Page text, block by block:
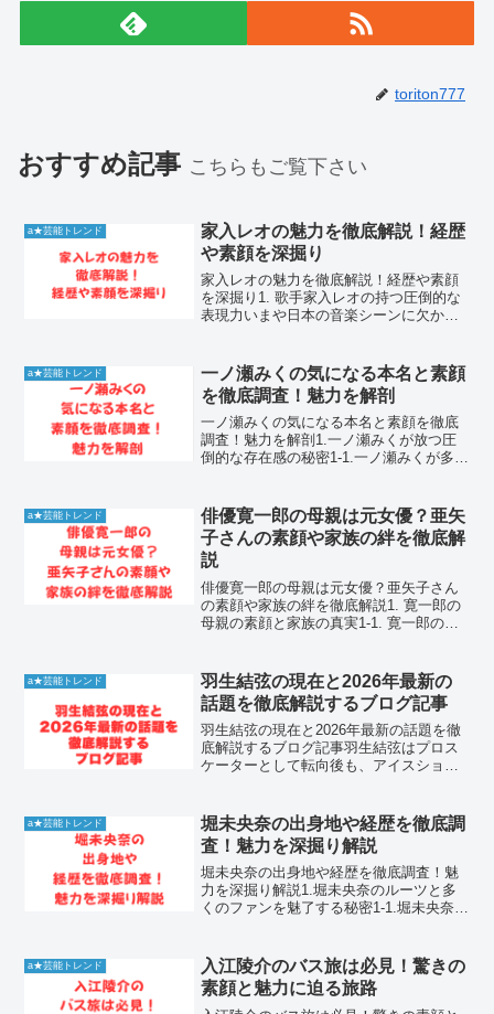
toriton777
おすすめ記事 こちらもご覧下さい
a★芸能トレンド
家入レオの魅力を徹底解説！経歴
や素顔を深掘り
家入レオの魅力を徹底解説！経歴や素顔
を深掘り1. 歌手家入レオの持つ圧倒的な
表現力いまや日本の音楽シーンに欠かせ
に深く突き刺さります。若くしてデビュ
ーを果たし、数々のヒ...
a★芸能トレンド
一ノ瀬みくの気になる本名と素顔
を徹底調査！魅力を解剖
一ノ瀬みくの気になる本名と素顔を徹底
調査！魅力を解剖1.一ノ瀬みくが放つ圧
倒的な存在感の秘密1-1.一ノ瀬みくが多く
真爛漫なキャラクターで、多くのファン
の心を掴んで離し...
a★芸能トレンド
俳優寛一郎の母親は元女優？亜矢
子さんの素顔や家族の絆を徹底解
説
俳優寛一郎の母親は元女優？亜矢子さん
の素顔や家族の絆を徹底解説1. 寛一郎の
母親の素顔と家族の真実1-1. 寛一郎の母
子さんです。彼女はかつて俳優座に所属
していた舞台女...
a★芸能トレンド
羽生結弦の現在と2026年最新の
話題を徹底解説するブログ記事
羽生結弦の現在と2026年最新の話題を徹
底解説するブログ記事羽生結弦はプロス
ケーターとして転向後も、アイスショー
生結弦は圧倒的な人気を誇り、検索トレ
ンドで常に話題の...
a★芸能トレンド
堀未央奈の出身地や経歴を徹底調
査！魅力を深掘り解説
堀未央奈の出身地や経歴を徹底調査！魅
力を深掘り解説1.堀未央奈のルーツと多
くのファンを魅了する秘密1-1.堀未央奈が
力で、長年多くのファンを魅了し続けて
います。彼女が画...
a★芸能トレンド
入江陵介のバス旅は必見！驚きの
素顔と魅力に迫る旅路